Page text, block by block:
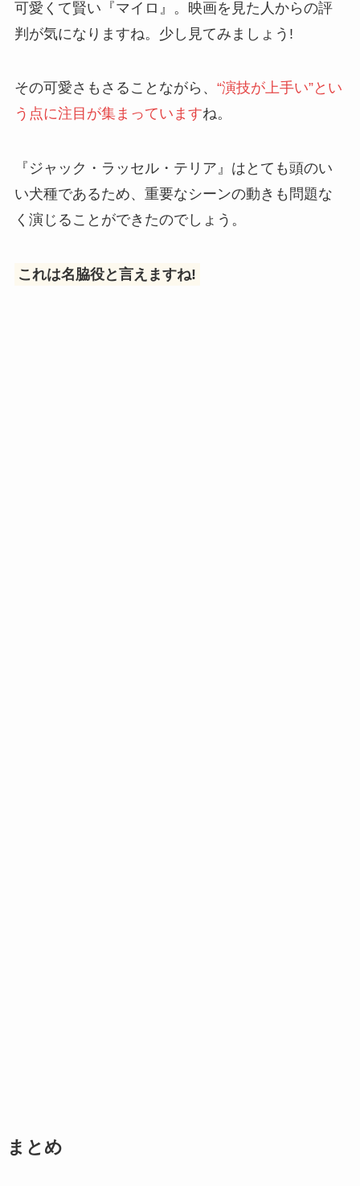
可愛くて賢い『マイロ』。映画を見た人からの評
判が気になりますね。少し見てみましょう!
その可愛さもさることながら、 “演技が上手い”とい
う点に注目が集まっていますね。
『ジャック・ラッセル・テリア』はとても頭のい
い犬種であるため、重要なシーンの動きも問題な
く演じることができたのでしょう。
これは名脇役と言えますね!
まとめ